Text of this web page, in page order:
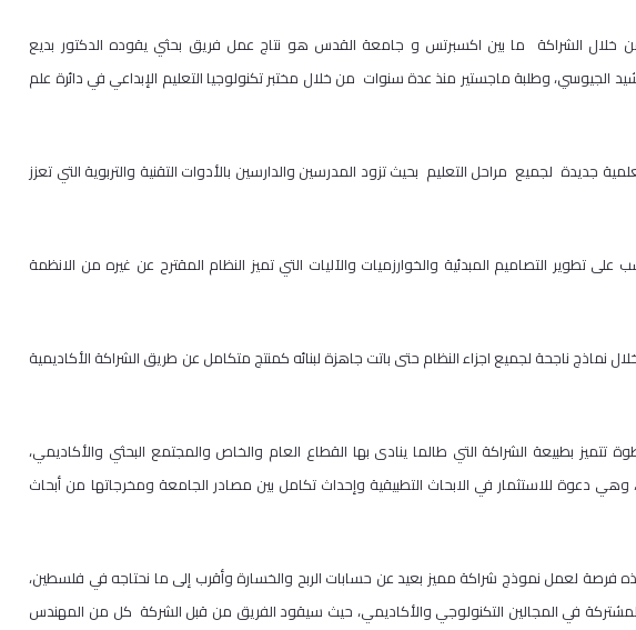
خلال الشراكة ما بين اكسبرتس و جامعة القدس هو نتاج عمل فريق بحثي يقوده الدكتور بديع
الجيوسي، وطلبة ماجستير منذ عدة سنوات من خلال مختبر تكنولوجيا التعليم الإبداعي في دائرة علم
لجميع مراحل التعليم بحيث تزود المدرسين والدارسين بالأدوات التقنية والتربوية التي تعزز
التصاميم المبدئية والخوارزميات والآليات التي تميز النظام المقترح عن غيره من الانظمة
نماذج ناجحة لجميع اجزاء النظام حتى باتت جاهزة لبنائه كمنتج متكامل عن طريق الشراكة الأكاديمية
بطبيعة الشراكة التي طالما ينادى بها القطاع العام والخاص والمجتمع البحثي والأكاديمي،
دعوة للاستثمار في الابحاث التطبيقية وإحداث تكامل بين مصادر الجامعة ومخرجاتها من أبحاث
لعمل نموذج شراكة مميز بعيد عن حسابات الربح والخسارة وأقرب إلى ما نحتاجه في فلسطين،
في المجالين التكنولوجي والأكاديمي، حيث سيقود الفريق من قبل الشركة كل من المهندس